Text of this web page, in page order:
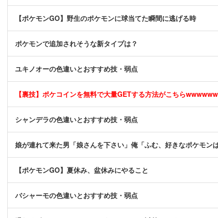
【ポケモンGO】野生のポケモンに球当てた瞬間に逃げる時
ポケモンで追加されそうな新タイプは？
ユキノオーの色違いとおすすめ技・弱点
【裏技】ポケコインを無料で大量GETする方法がこちら
シャンデラの色違いとおすすめ技・弱点
娘が連れて来た男「娘さんを下さい」俺「ふむ、好きなポケモン
【ポケモンGO】夏休み、盆休みにやること
バシャーモの色違いとおすすめ技・弱点